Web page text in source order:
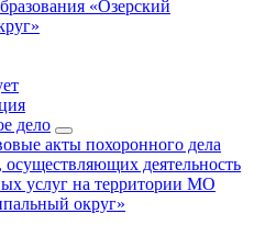
«Озерский
дело
акты похоронного дела
осуществляющих деятельность
услуг на территории МО
округ»